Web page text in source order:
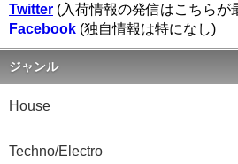
Twitter (入荷情報の発信はこちらが
Facebook (独自情報は特になし)
ジャンル
House
Techno/Electro